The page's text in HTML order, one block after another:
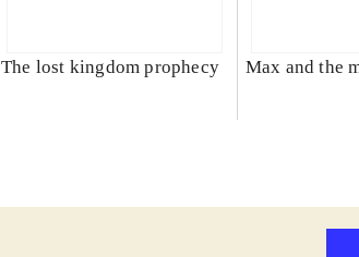
The lost kingdom prophecy Max and the